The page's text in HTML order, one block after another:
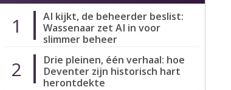
1
AI kijkt, de beheerder beslist:
Wassenaar zet AI in voor
slimmer beheer
2
Drie pleinen, één verhaal: hoe
Deventer zijn historisch hart
herontdekte